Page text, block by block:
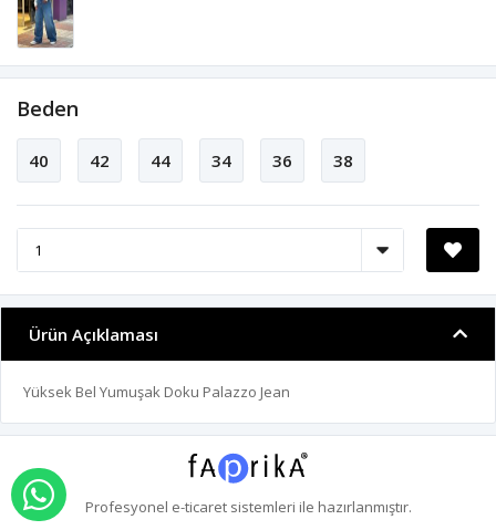
Beden
40 42 44 34 36 38
Ürün Açıklaması
Yüksek Bel Yumuşak Doku Palazzo Jean
Profesyonel e-ticaretsistemleri ile hazırlanmıştır.